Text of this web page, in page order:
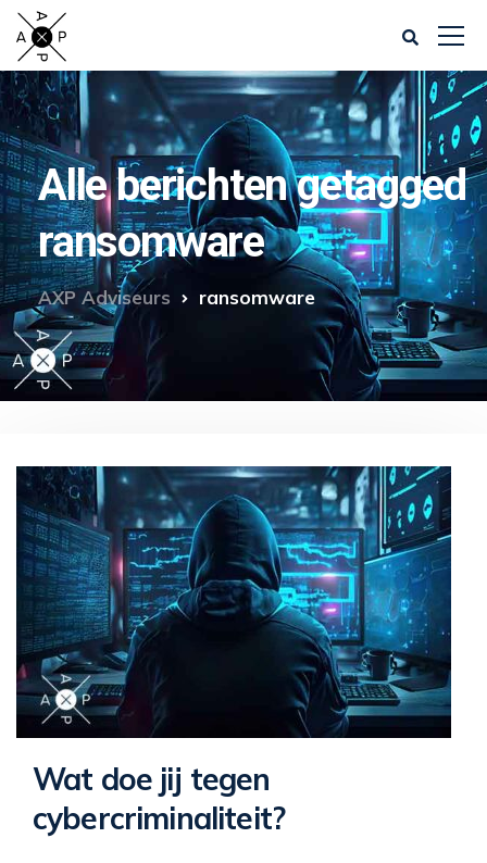
Alle berichten getagged
ransomware
AXP Adviseurs ransomware
Wat doe jij tegen
cybercriminaliteit?